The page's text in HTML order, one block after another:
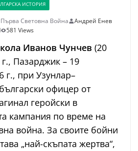
ИСТОРИЯ
Първа Световна Война
Андрей Енев
581 Views
Иванов Чунчев (20
Пазарджик – 19
г., при Узунлар–
офицер от
геройски в
кампания по време на
война. За своите бойни
„най-скъпата жертва“,